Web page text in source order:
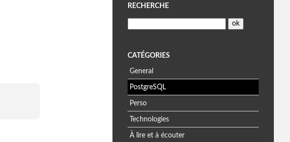
e
n
u
RECHERCHE
CATÉGORIES
General
PostgreSQL
Perso
Technologies
À lire et à écouter